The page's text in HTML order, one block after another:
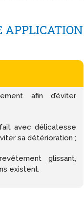
APPLICATION
afin d’éviter
avec délicatesse
sa détérioration ;
glissant,
existent.